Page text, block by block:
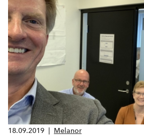
18.09.2019 Melanor